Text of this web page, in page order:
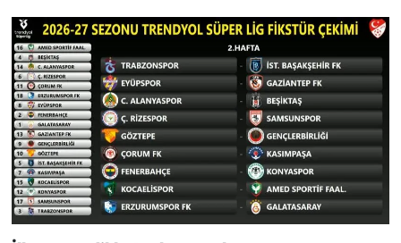
Spor
Sungurlu Haberleri
Turizm
Uğurludağ Haberleri
Yaşam